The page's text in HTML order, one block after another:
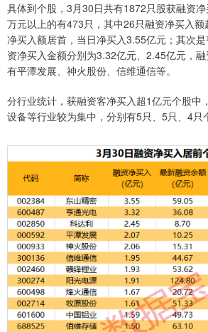
具体到个股，3月30日共有1872只股获融资
万元以上的有473只，其中26只融资净买入
净买入额居首，当日净买入3.55亿元；其次
资净买入金额分别为3.32亿元、2.45亿元，
有平潭发展、神火股份、信维通信等。
分行业统计，获融资客净买入超1亿元个股中
设备等行业较为集中，分别有5只、5只、4只